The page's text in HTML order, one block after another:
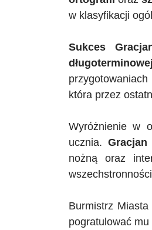
w klasyfikacji
Sukces
która przez
Wyróżnienie w
ucznia.
nożną oraz
Burmistrz
pogratulować